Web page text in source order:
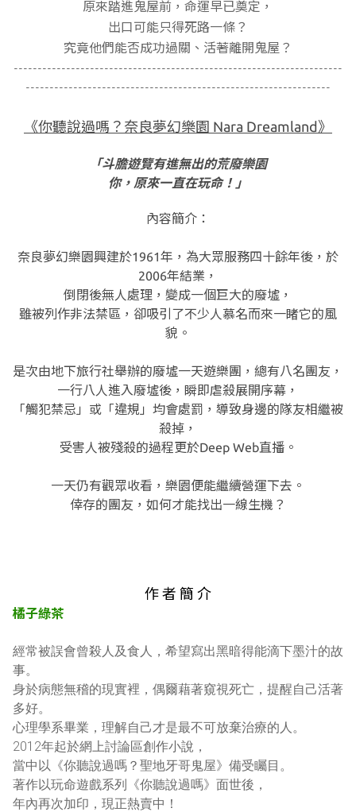
原來踏進鬼屋前，命運早已奠定，
出口可能只得死路一條？
究竟他們能否成功過關、活著離開鬼屋？
---------------------------------------------------------------------
----------------------------------------------------------------
《你聽說過嗎？奈良夢幻樂園 Nara Dreamland》
「斗膽遊覽有進無出的荒廢樂園
你，原來一直在玩命！」
內容簡介：
奈良夢幻樂園興建於1961年，為大眾服務四十餘年後，於
2006年結業，
倒閉後無人處理，變成一個巨大的廢墟，
雖被列作非法禁區，卻吸引了不少人慕名而來一睹它的風
貌。
是次由地下旅行社舉辦的廢墟一天遊樂團，總有八名團友，
一行八人進入廢墟後，瞬即虐殺展開序幕，
「觸犯禁忌」或「違規」均會處罰，導致身邊的隊友相繼被
殺掉，
受害人被殘殺的過程更於Deep Web直播。
一天仍有觀眾收看，樂園便能繼續營運下去。
倖存的團友，如何才能找出一線生機？
作 者 簡 介
橘子綠茶
經常被誤會曾殺人及食人，希望寫出黑暗得能滴下墨汁的故
事。
身於病態無稽的現實裡，偶爾藉著窺視死亡，提醒自己活著
多好。
心理學系畢業，理解自己才是最不可放棄治療的人。
2012年起於網上討論區創作小說，
當中以《你聽說過嗎？聖地牙哥鬼屋》備受矚目。
著作以玩命遊戲系列《你聽說過嗎》面世後，
年內再次加印，現正熱賣中！